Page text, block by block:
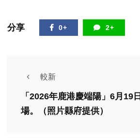
分享 0+ 2+
較新
「2026年鹿港慶端陽」6月19
場。（照片縣府提供）